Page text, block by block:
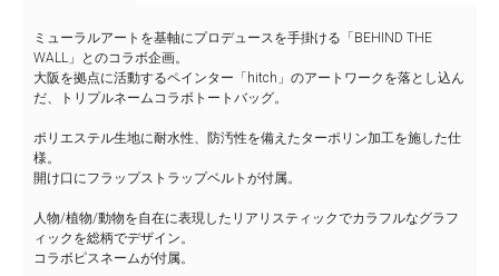
ミューラルアートを基軸にプロデュースを手掛ける「BEHIND THE
WALL」とのコラボ企画。
大阪を拠点に活動するペインター「hitch」のアートワークを落とし込ん
だ、トリプルネームコラボトートバッグ。
ポリエステル生地に耐水性、防汚性を備えたターポリン加工を施した仕
様。
開け口にフラップストラップベルトが付属。
人物/植物/動物を自在に表現したリアリスティックでカラフルなグラフ
ィックを総柄でデザイン。
コラボピスネームが付属。